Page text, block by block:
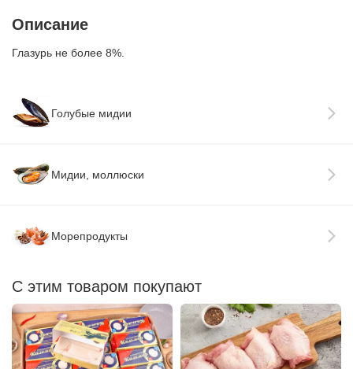
Описание
Глазурь не более 8%.
Голубые мидии
Мидии, моллюски
Морепродукты
С этим товаром покупают